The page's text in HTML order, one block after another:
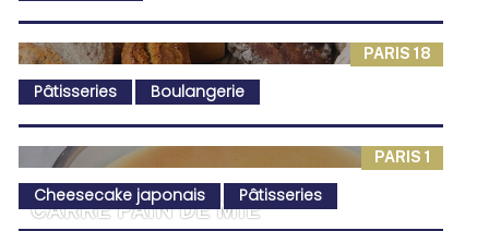
CARRÉ PAIN DE MIE
PARIS 18
Pâtisseries Boulangerie
PARIS 1
Cheesecake japonais Pâtisseries